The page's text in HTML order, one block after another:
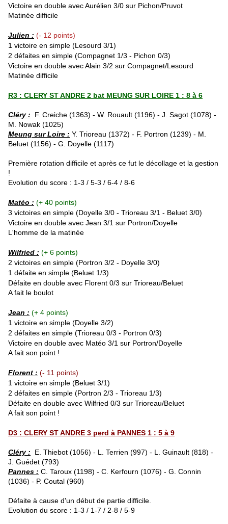
Victoire en double avec Aurélien 3/0 sur Pichon/Pruvot
Matinée difficile
Julien : (- 12 points)
1 victoire en simple (Lesourd 3/1)
2 défaites en simple (Compagnet 1/3 - Pichon 0/3)
Victoire en double avec Alain 3/2 sur Compagnet/Lesourd
Matinée difficile
R3 : CLERY ST ANDRE 2 bat MEUNG SUR LOIRE 1 : 8 à 6
Cléry :
F. Creiche (1363) - W. Rouault (1196) - J. Sagot (1078) -
M. Nowak (1025)
Meung sur Loire : Y. Trioreau (1372) - F. Portron (1239) - M.
Beluet (1156) - G. Doyelle (1117)
Première rotation difficile et après ce fut le décollage et la gestion
!
Evolution du score : 1-3 / 5-3 / 6-4 / 8-6
Matéo : (+ 40 points)
3 victoires en simple (Doyelle 3/0 - Trioreau 3/1 - Beluet 3/0)
Victoire en double avec Jean 3/1 sur Portron/Doyelle
L'homme de la matinée
Wilfried : (+ 6 points)
2 victoires en simple (Portron 3/2 - Doyelle 3/0)
1 défaite en simple (Beluet 1/3)
Défaite en double avec Florent 0/3 sur Trioreau/Beluet
A fait le boulot
Jean : (+ 4 points)
1 victoire en simple (Doyelle 3/2)
2 défaites en simple (Trioreau 0/3 - Portron 0/3)
Victoire en double avec Matéo 3/1 sur Portron/Doyelle
A fait son point !
Florent : (- 11 points)
1 victoire en simple (Beluet 3/1)
2 défaites en simple (Portron 2/3 - Trioreau 1/3)
Défaite en double avec Wilfried 0/3 sur Trioreau/Beluet
A fait son point !
D3 : CLERY ST ANDRE 3 perd à PANNES 1 : 5 à 9
Cléry :
E. Thiebot (1056) - L. Terrien (997) - L. Guinault (818) -
J. Guédet (793)
Pannes : C. Taroux (1198) - C. Kerfourn (1076) - G. Connin
(1036) - P. Coutal (960)
Défaite à cause d'un début de partie difficile.
Evolution du score : 1-3 / 1-7 / 2-8 / 5-9